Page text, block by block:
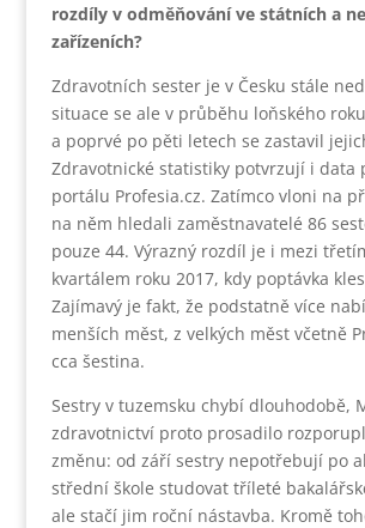
rozdíly v odměňování ve státních a
zařízeních?
Zdravotních sester je v Česku stále
situace se ale v průběhu loňského
a poprvé po pěti letech se zastavil
Zdravotnické statistiky potvrzují i data
portálu Profesia.cz. Zatímco vloni na
na něm hledali zaměstnavatelé 86
pouze 44. Výrazný rozdíl je i mezi
kvartálem roku 2017, kdy poptávka
Zajímavý je fakt, že podstatně více
menších měst, z velkých měst včetně
cca šestina.
Sestry v tuzemsku chybí dlouhodobě,
zdravotnictví proto prosadilo
změnu: od září sestry nepotřebují po
střední škole studovat tříleté
ale stačí jim roční nástavba. Kromě